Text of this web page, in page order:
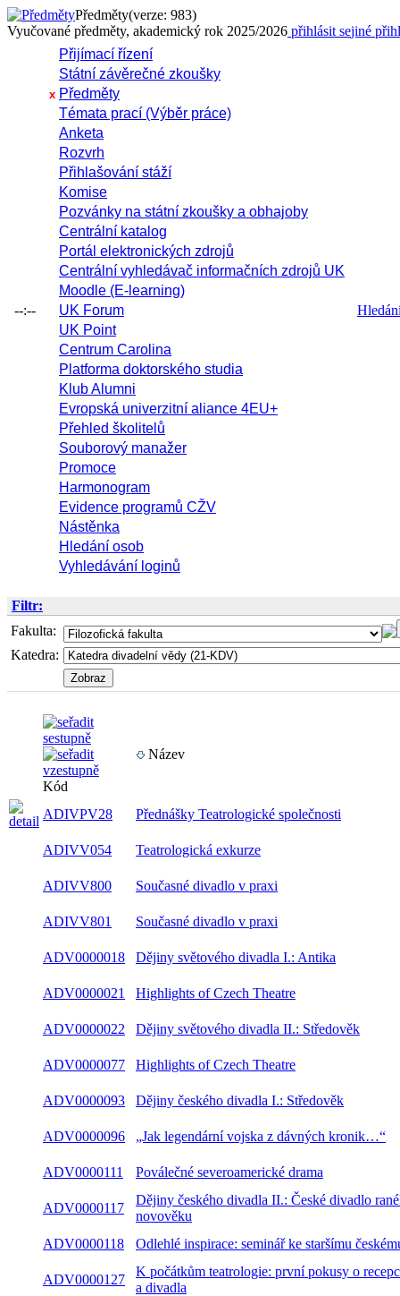
Předměty(verze: 983)
Vyučované předměty, akademický rok 2025/2026 přihlásit sejiné
--:--
Přijímací řízení
Státní závěrečné zkoušky
x Předměty
Témata prací (Výběr práce)
Anketa
Rozvrh
Přihlašování stáží
Komise
Pozvánky na státní zkoušky a obhajoby
Centrální katalog
Portál elektronických zdrojů
Centrální vyhledávač informačních zdrojů UK
Moodle (E-learning)
UK Forum
UK Point
Centrum Carolina
Platforma doktorského studia
Klub Alumni
Evropská univerzitní aliance 4EU+
Přehled školitelů
Souborový manažer
Promoce
Harmonogram
Evidence programů CŽV
Nástěnka
Hledání osob
Vyhledávání loginů
Filtr:
Fakulta:
Katedra:
Kód
Název
ADIVPV28 Přednášky Teatrologické společnosti
ADIVV054 Teatrologická exkurze
ADIVV800 Současné divadlo v praxi
ADIVV801 Současné divadlo v praxi
ADV0000018 Dějiny světového divadla I.: Antika
ADV0000021 Highlights of Czech Theatre
ADV0000022 Dějiny světového divadla II.: Středověk
ADV0000077 Highlights of Czech Theatre
ADV0000093 Dějiny českého divadla I.: Středověk
ADV0000096 „Jak legendární vojska z dávných kronik…“
ADV0000111 Poválečné severoamerické drama
ADV0000117
Dějiny českého divadla II.: České divadlo
novověku
ADV0000118
Odlehlé inspirace: seminář ke staršímu
ADV0000127
K počátkům teatrologie: první pokusy o
a divadla